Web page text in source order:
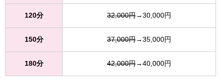
120分 32,000円→30,000円
150分 37,000円→35,000円
180分 42,000円→40,000円